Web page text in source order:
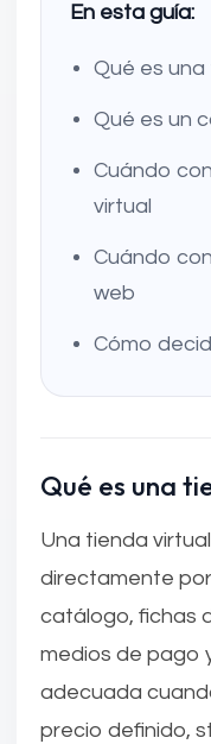
En esta guía:
Qué es
Qué es un
Cuándo
virtual
Cuándo
web
Cómo
Qué es una
Una tienda
directamente
catálogo, fichas
medios de pago
adecuada
precio definido,